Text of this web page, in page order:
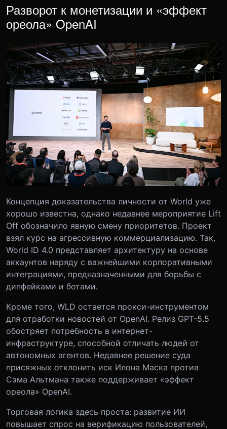
Разворот к монетизации и «эффект
ореола» OpenAI
Концепция доказательства личности от World уже
хорошо известна, однако недавнее мероприятие Lift
Off обозначило явную смену приоритетов. Проект
взял курс на агрессивную коммерциализацию. Так,
World ID 4.0 представляет архитектуру на основе
аккаунтов наряду с важнейшими корпоративными
интеграциями, предназначенными для борьбы с
дипфейками и ботами.
Кроме того, WLD остается прокси-инструментом
для отработки новостей от OpenAI. Релиз GPT-5.5
обостряет потребность в интернет-
инфраструктуре, способной отличать людей от
автономных агентов. Недавнее решение суда
присяжных отклонить иск Илона Маска против
Сэма Альтмана также поддерживает «эффект
ореола» OpenAI.
Торговая логика здесь проста: развитие ИИ
повышает спрос на верификацию пользователей,